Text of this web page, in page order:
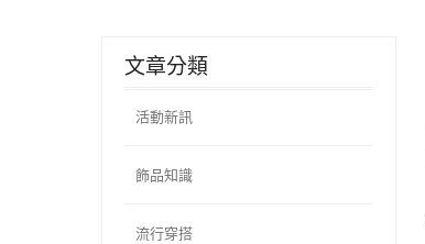
文章分類
活動新訊
飾品知識
流行穿搭